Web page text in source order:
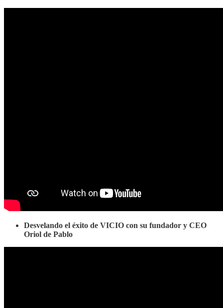
Desvelando el éxito de VICIO con su fundador y CEO
Oriol de Pablo